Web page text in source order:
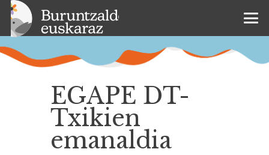
EGAPE DT-
Txikien
emanaldia